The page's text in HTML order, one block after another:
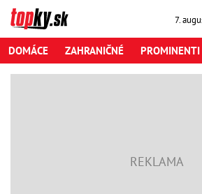
7.
DOMÁCE ZAHRANIČNÉ PROMINENTI